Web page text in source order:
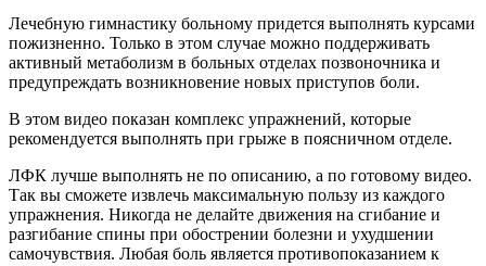
Лечебную гимнастику больному придется выполнять курсами
пожизненно. Только в этом случае можно поддерживать
активный метаболизм в больных отделах позвоночника и
предупреждать возникновение новых приступов боли.
В этом видео показан комплекс упражнений, которые
рекомендуется выполнять при грыже в поясничном отделе.
ЛФК лучше выполнять не по описанию, а по готовому видео.
Так вы сможете извлечь максимальную пользу из каждого
упражнения. Никогда не делайте движения на сгибание и
разгибание спины при обострении болезни и ухудшении
самочувствия. Любая боль является противопоказанием к